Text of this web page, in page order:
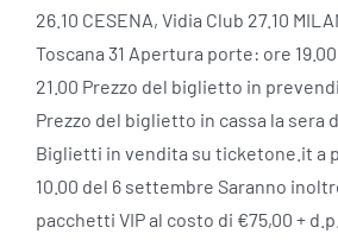
26.10 CESENA, Vidia Club 27.10
Toscana 31 Apertura porte: ore
21.00 Prezzo del biglietto in
Prezzo del biglietto in cassa la sera
Biglietti in vendita su ticketone.it a
10.00 del 6 settembre Saranno
pacchetti VIP al costo di €75,00 +